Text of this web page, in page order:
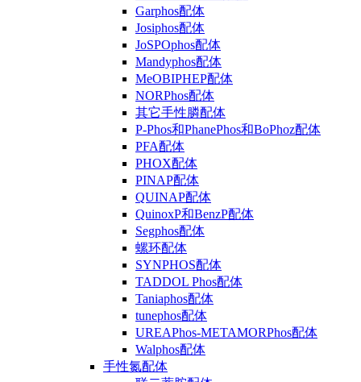
Garphos配体
Josiphos配体
JoSPOphos配体
Mandyphos配体
MeOBIPHEP配体
NORPhos配体
其它手性膦配体
P-Phos和PhanePhos和BoPhoz配体
PFA配体
PHOX配体
PINAP配体
QUINAP配体
QuinoxP和BenzP配体
Segphos配体
螺环配体
SYNPHOS配体
TADDOL Phos配体
Taniaphos配体
tunephos配体
UREAPhos-METAMORPhos配体
Walphos配体
手性氮配体